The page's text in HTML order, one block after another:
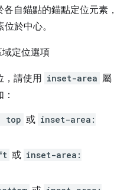
自錨點的錨點定位元素，
於中心。
定位選項
，請使用 inset-area 屬
top 或 inset-area:
或 inset-area: